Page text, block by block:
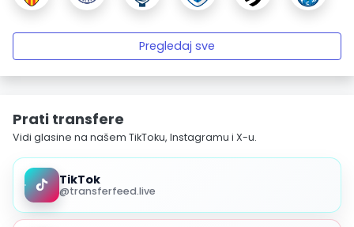
Pregledaj sve
Prati transfere
Vidi glasine na našem TikToku, Instagramu i X-u.
TikTok
@transferfeed.live